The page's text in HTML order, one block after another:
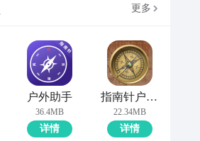
更多
户外助手
36.4MB
详情
指南针户外版
22.34MB
详情